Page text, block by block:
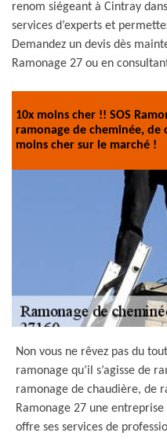
renom siégeant à Cintray
services d’experts et
Demandez un devis dès
Ramonage 27 ou en
10x moins cher !! SOS
ramonage de cheminée, de
moins cher sur le marché !
Non vous ne rêvez pas du
ramonage qu’il s’agisse de
ramonage de chaudière, de
Ramonage 27 une
offre ses services de